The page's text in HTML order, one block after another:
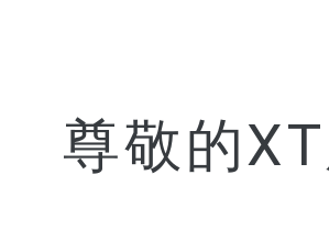
尊敬的